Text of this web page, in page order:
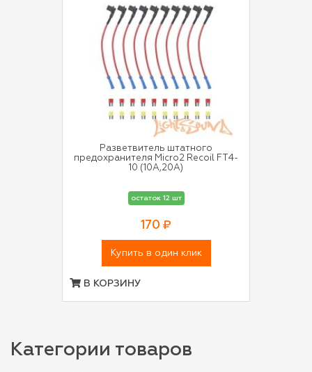
Разветвитель штатного
предохранителя Micro2 Recoil FT4-
10 (10A,20A)
остаток 12 шт
170 ₽
Купить в один клик
В КОРЗИНУ
Категории товаров